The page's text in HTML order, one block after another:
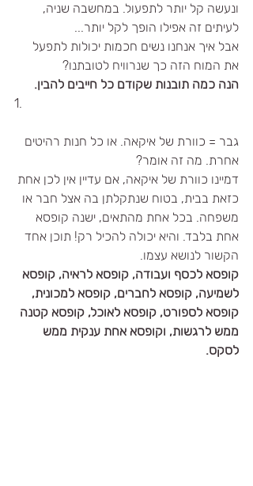
ונעשה קל יותר לתפעול. במחשבה שניה,
לעיתים זה אפילו הופך לקל יותר...
אבל איך אנחנו נשים חכמות יכולות לתפעל
את המוח הזה כך שנרוויח לטובתנו?
הנה כמה תובנות שקודם כל חייבים להבין.
​1.
גבר = כוורת של איקאה. או כל חנות רהיטים
אחרת. מה זה אומר?
דמיינו כוורת של איקאה, אם עדיין אין לכן אחת
כזאת בבית, בטוח שנתקלתן בה אצל חבר או
משפחה. בכל אחת מהתאים, ישנה קופסא
אחת בלבד. והיא יכולה להכיל רק! תוכן אחד
הקשור לנושא עצמו.
קופסא לכסף ועבודה, קופסא לראיה, קופסא
לשמיעה, קופסא לחברים, קופסא למכונית,
קופסא לספורט, קופסא לאוכל, קופסא קטנה
ממש לרגשות, וקופסא אחת ענקית ממש
לסקס.